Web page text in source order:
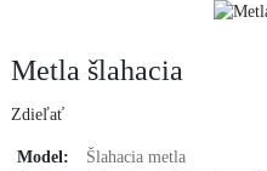
Metla šlahacia
Zdieľať
Model:
Šlahacia metla